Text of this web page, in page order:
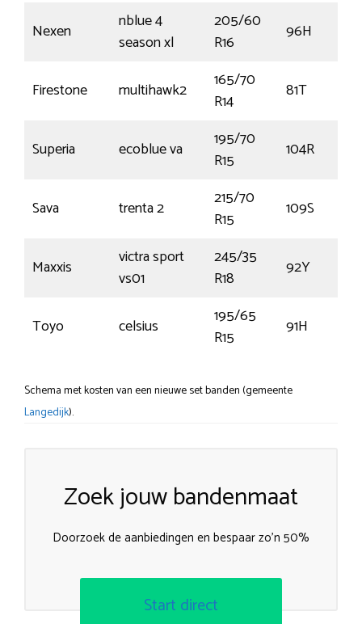
Nexen
nblue 4
season xl
205/60
R16
96H
Firestone multihawk2
165/70
R14
81T
Superia ecoblue va
195/70
R15
104R
Sava trenta 2
215/70
R15
109S
Maxxis
victra sport
vs01
245/35
R18
92Y
Toyo celsius
195/65
R15
91H
Schema met kosten van een nieuwe set banden (gemeente
Langedijk).
Zoek jouw bandenmaat
Doorzoek de aanbiedingen en bespaar zo’n 50%
Start direct